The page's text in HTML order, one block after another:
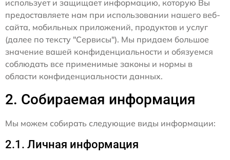
использует и защищает информацию, которую Вы
предоставляете нам при использовании нашего веб-
сайта, мобильных приложений, продуктов и услуг
(далее по тексту "Сервисы"). Мы придаем большое
значение вашей конфиденциальности и обязуемся
соблюдать все применимые законы и нормы в
области конфиденциальности данных.
2. Собираемая информация
Мы можем собирать следующие виды информации:
2.1. Личная информация